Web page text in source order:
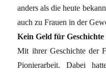
anders als die heute
auch zu Frauen in der
Kein Geld für Geschichte
Mit ihrer Geschichte der
Pionierarbeit. Dabei